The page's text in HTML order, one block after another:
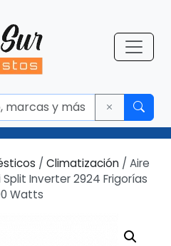
/ Climatización / Aire
Inverter 2924 Frigorías
Watts